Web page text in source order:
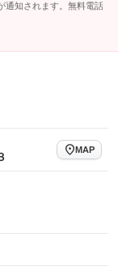
通知されます。無料電話
MAP